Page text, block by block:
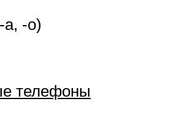
-о)
телефоны